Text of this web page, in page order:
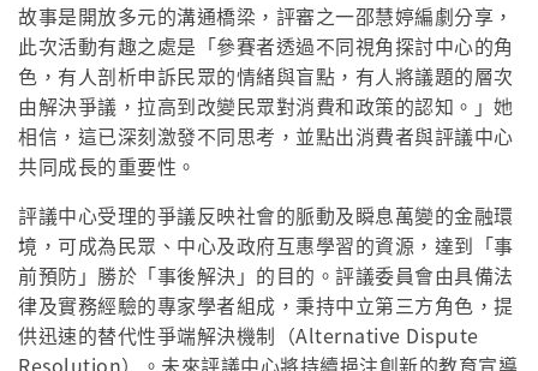
故事是開放多元的溝通橋梁，評審之一邵慧婷編劇分享，
此次活動有趣之處是「參賽者透過不同視角探討中心的角
色，有人剖析申訴民眾的情緒與盲點，有人將議題的層次
由解決爭議，拉高到改變民眾對消費和政策的認知。」她
相信，這已深刻激發不同思考，並點出消費者與評議中心
共同成長的重要性。
評議中心受理的爭議反映社會的脈動及瞬息萬變的金融環
境，可成為民眾、中心及政府互惠學習的資源，達到「事
前預防」勝於「事後解決」的目的。評議委員會由具備法
律及實務經驗的專家學者組成，秉持中立第三方角色，提
供迅速的替代性爭端解決機制（Alternative Dispute
Resolution）。未來評議中心將持續挹注創新的教育宣導